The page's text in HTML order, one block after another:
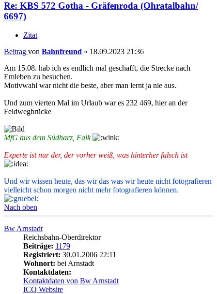
Re: KBS 572 Gotha - Gräfenroda (Ohratalbahn/
6697)
Zitat
Beitrag von Bahnfreund » 18.09.2023 21:36
Am 15.08. hab ich es endlich mal geschafft, die Strecke nach
Emleben zu besuchen.
Motivwahl war nicht die beste, aber man lernt ja nie aus.
Und zum vierten Mal im Urlaub war es 232 469, hier an der
Feldwegbrücke
MfG aus dem Südharz, Falk
Experte ist nur der, der vorher weiß, was hinterher falsch ist
Und wir wissen heute, das wir das was wir heute nicht fotografieren
vielleicht schon morgen nicht mehr fotografieren können.
Nach oben
Bw Arnstadt
Reichsbahn-Oberdirektor
Beiträge: 1179
Registriert: 30.01.2006 22:11
Wohnort: bei Arnstadt
Kontaktdaten:
Kontaktdaten von Bw Arnstadt
ICQ Website